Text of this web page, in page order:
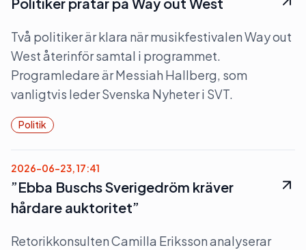
Två politiker är klara när musikfestivalen Way out
West återinför samtal i programmet.
Programledare är Messiah Hallberg, som
vanligtvis leder Svenska Nyheter i SVT.
Politik
2026-06-23, 17:41
”Ebba Buschs Sverigedröm kräver
hårdare auktoritet”
Retorikkonsulten Camilla Eriksson analyserar